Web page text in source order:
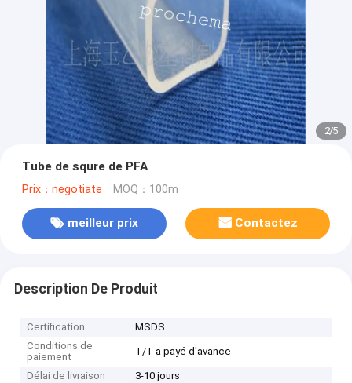
2/5
Tube de squre de PFA
Prix：negotiate MOQ：100m
meilleur prix Contactez
Description De Produit
Certification
MSDS
Conditions de
paiement
T/T a payé d'avance
Délai de livraison
3-10 jours